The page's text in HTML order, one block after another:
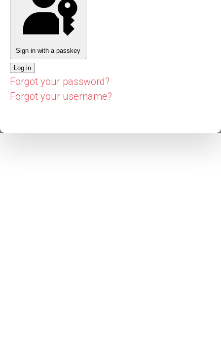
Sign in with a passkey
Log in
Forgot your password?
Forgot your username?